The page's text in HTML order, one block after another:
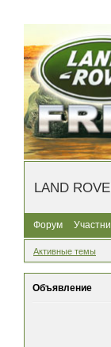
LAND
Форум
Активные темы
Объявление